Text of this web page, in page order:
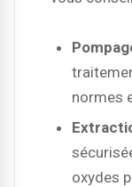
normes
oxydes